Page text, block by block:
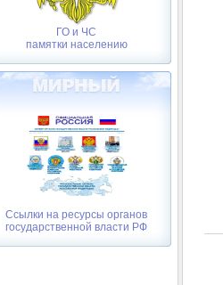
ГО и ЧС
памятки населению
Ссылки на ресурсы органов
государственной власти РФ